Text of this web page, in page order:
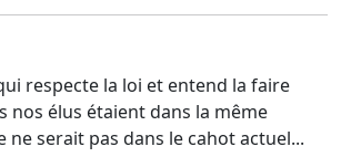
respecte la loi et entend la faire
nos élus étaient dans la même
ne serait pas dans le cahot actuel...